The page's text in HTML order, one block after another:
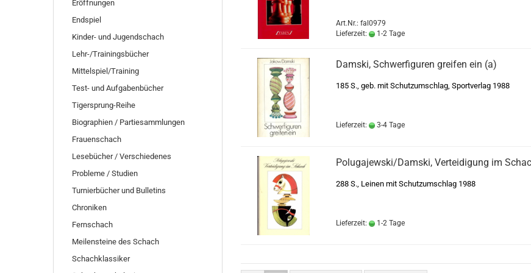
Art.Nr.: fal0979
Lieferzeit:
1-2 Tage
Damski, Schwerfiguren greifen ein (a)
185 S., geb. mit Schutzumschlag, Sportverlag 1988
Lieferzeit: 3-4 Tage
Polugajewski/Damski, Verteidigung im
288 S., Leinen mit Schutzumschlag 1988
Lieferzeit: 1-2 Tage
Eröffnungen
Endspiel
Kinder- und Jugendschach
Lehr-/Trainingsbücher
Mittelspiel/Training
Test- und Aufgabenbücher
Tigersprung-Reihe
Biographien / Partiesammlungen
Frauenschach
Lesebücher / Verschiedenes
Probleme / Studien
Turnierbücher und Bulletins
Chroniken
Fernschach
Meilensteine des Schach
Schachklassiker